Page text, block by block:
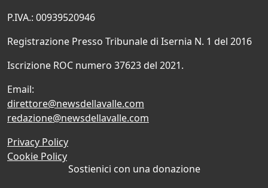
P.IVA.: 00939520946
Registrazione Presso Tribunale di Isernia N. 1 del 2016
Iscrizione ROC numero 37623 del 2021.
Email:
direttore@newsdellavalle.com
redazione@newsdellavalle.com
Privacy Policy
Cookie Policy
Sostienici con una donazione